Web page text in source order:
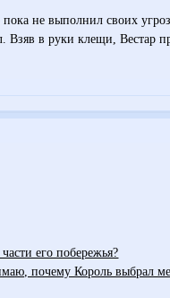
не выполнил своих угроз.
Взяв в руки клещи, Вестар
его побережья?
почему Король выбрал